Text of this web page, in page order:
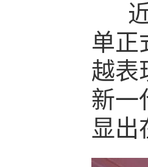
近
单正
越表
新一
显出